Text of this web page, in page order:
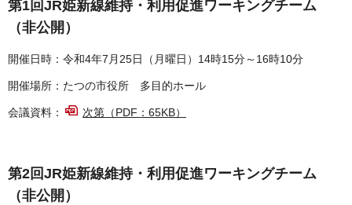
第1回JR姫新線維持・利用促進ワーキングチーム
（非公開）
開催日時：令和4年7月25日（月曜日）14時15分～16時10分
開催場所：たつの市役所 多目的ホール
会議資料： 次第（PDF：65KB）
第2回JR姫新線維持・利用促進ワーキングチーム
（非公開）